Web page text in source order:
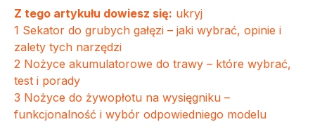
Z tego artykułu dowiesz się: ukryj
1 Sekator do grubych gałęzi – jaki wybrać, opinie i
zalety tych narzędzi
2 Nożyce akumulatorowe do trawy – które wybrać,
test i porady
3 Nożyce do żywopłotu na wysięgniku –
funkcjonalność i wybór odpowiedniego modelu